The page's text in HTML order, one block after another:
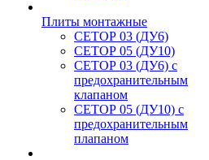
Плиты монтажные
CЕТОР 03 (ДУ6)
CЕТОР 05 (ДУ10)
CЕТОР 03 (ДУ6) с
предохранительным
клапаном
CЕТОР 05 (ДУ10) с
предохранительным
плапаном